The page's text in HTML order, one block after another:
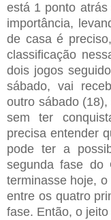
está 1 ponto
importância,
de casa é
classificação
dois jogos
sábado, vai
outro sábado
sem ter
precisa entender
pode ter a
segunda fase do
terminasse hoje,
entre os quatro
fase. Então, o